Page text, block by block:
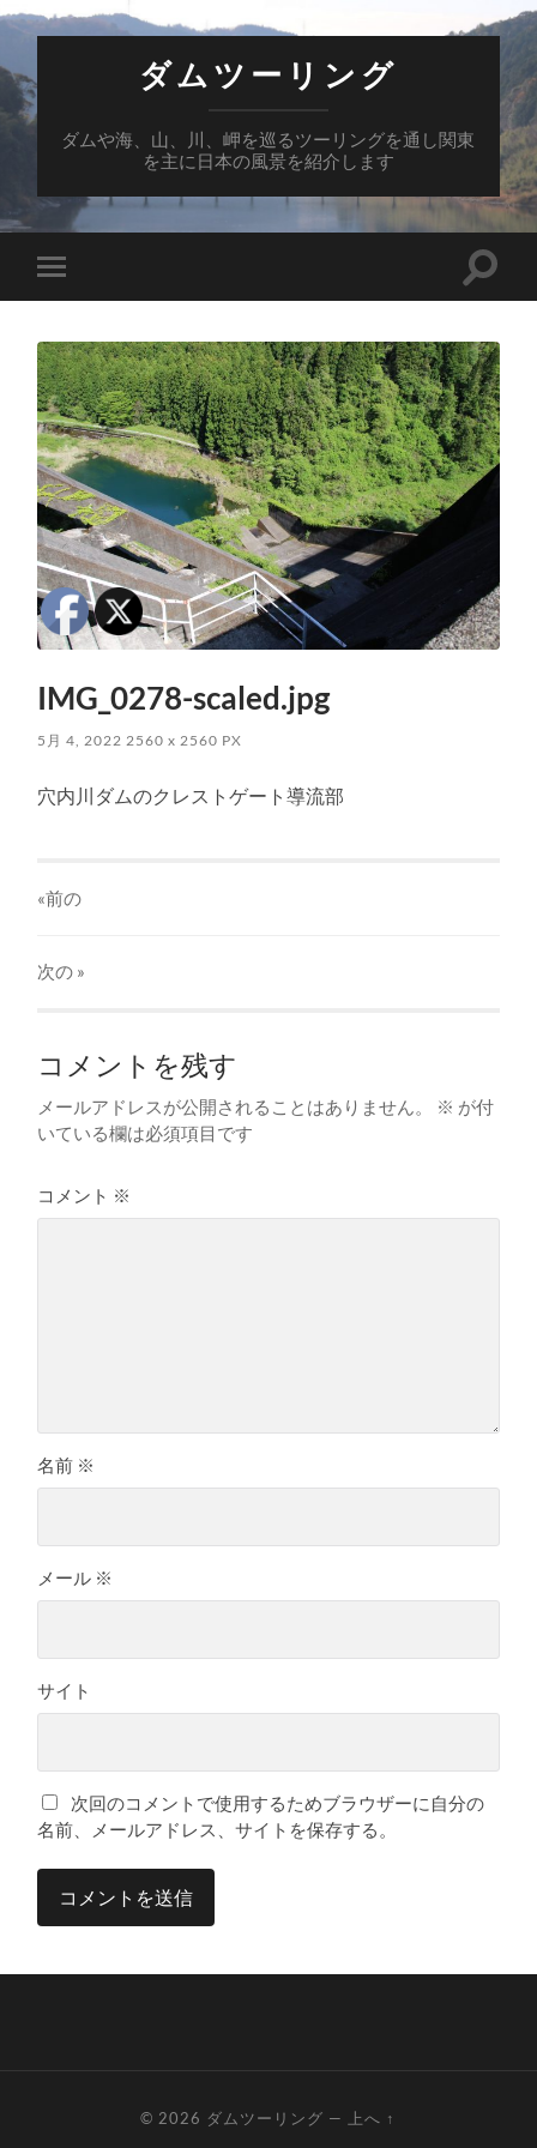
ダムツーリング
ダムや海、山、川、岬を巡るツーリングを通し関東
を主に日本の風景を紹介します
モ
バ
ル
メ
ニ
ュ
ー
を
切
り
替
え
る
検
ー
ル
ド
を
切
り
替
え
IMG_0278-scaled.jpg
5月 4, 2022 2560x 2560 PX
穴内川ダムのクレストゲート導流部
«前の
次の »
コメントを残す
メールアドレスが公開されることはありません。 ※ が付
いている欄は必須項目です
コメント ※
名前 ※
メール ※
サイト
次回のコメントで使用するためブラウザーに自分の
名前、メールアドレス、サイトを保存する。
© 2026 ダムツーリング — 上へ ↑